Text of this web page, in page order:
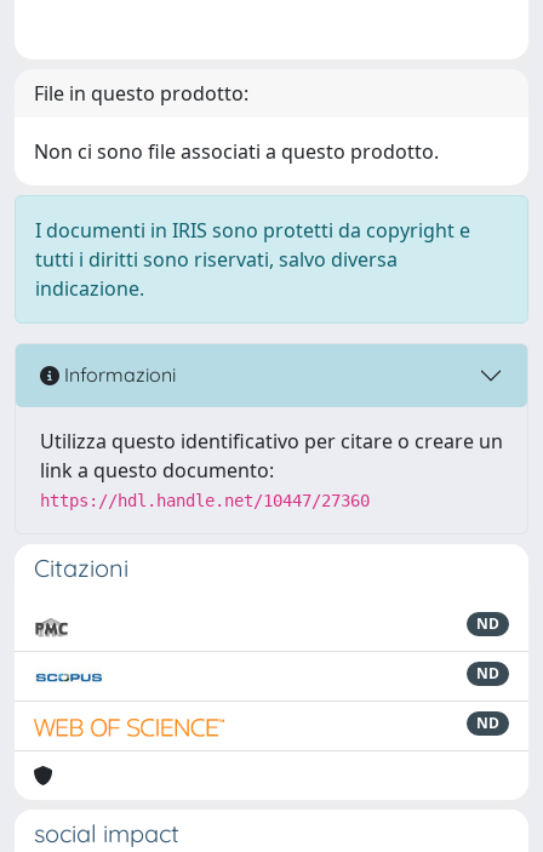
File in questo prodotto:
Non ci sono file associati a questo prodotto.
I documenti in IRIS sono protetti da copyright e
tutti i diritti sono riservati, salvo diversa
indicazione.
Informazioni
Utilizza questo identificativo per citare o creare un
link a questo documento:
https://hdl.handle.net/10447/27360
Citazioni
ND
ND
ND
social impact